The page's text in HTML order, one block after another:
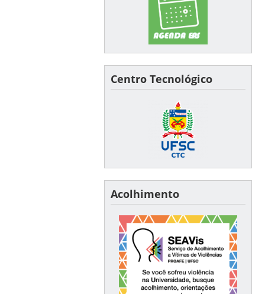
Centro Tecnológico
Acolhimento